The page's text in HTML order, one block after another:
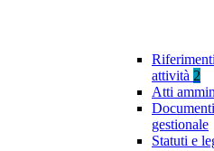
attività 2
Atti
gestionale
Statuti e